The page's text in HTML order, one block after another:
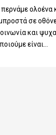
ολοένα
σε
και
είναι...